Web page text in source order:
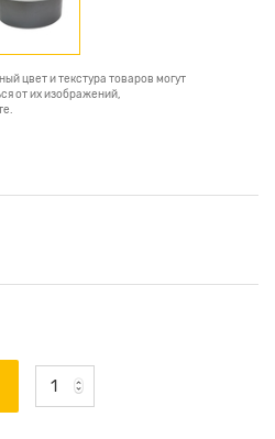
цвет и текстура товаров могут
от их изображений,